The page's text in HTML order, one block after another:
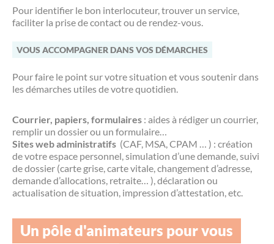
Annuaire de contacts
Pour identifier le bon interlocuteur, trouver un service,
faciliter la prise de contact ou de rendez-vous.
VOUS ACCOMPAGNER DANS VOS DÉMARCHES
Pour faire le point sur votre situation et vous soutenir dans
les démarches utiles de votre quotidien.
Courrier, papiers, formulaires : aides à rédiger un courrier,
remplir un dossier ou un formulaire…
Sites web administratifs (CAF, MSA, CPAM … ) : création
de votre espace personnel, simulation d’une demande, suivi
de dossier (carte grise, carte vitale, changement d’adresse,
demande d’allocations, retraite… ), déclaration ou
actualisation de situation, impression d’attestation, etc.
Un pôle d'animateurs pour vous